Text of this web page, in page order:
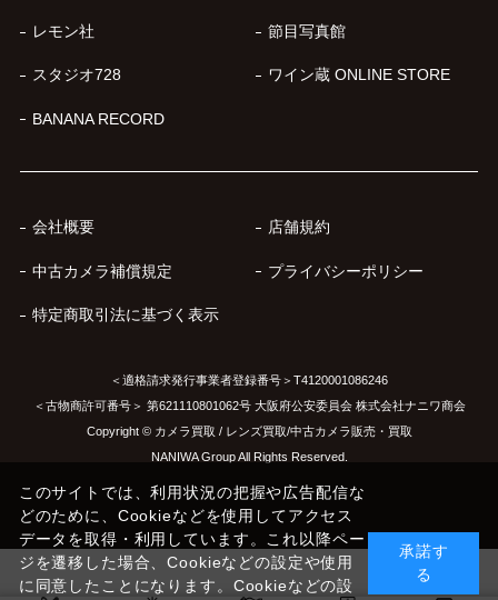
レモン社 節目写真館
スタジオ728 ワイン蔵 ONLINE STORE
BANANA RECORD
会社概要 店舗規約
中古カメラ補償規定 プライバシーポリシー
特定商取引法に基づく表示
＜適格請求発行事業者登録番号＞T4120001086246
＜古物商許可番号＞ 第621110801062号 大阪府公安委員会 株式会社ナニワ商会
Copyright © カメラ買取 / レンズ買取/中古カメラ販売・買取
NANIWA Group All Rights Reserved.
このサイトでは、利用状況の把握や広告配信な
どのために、Cookieなどを使用してアクセス
データを取得・利用しています。これ以降ペー
ジを遷移した場合、Cookieなどの設定や使用
に同意したことになります。Cookieなどの設
承諾す
る